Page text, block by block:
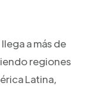
a más de
regiones
Latina,